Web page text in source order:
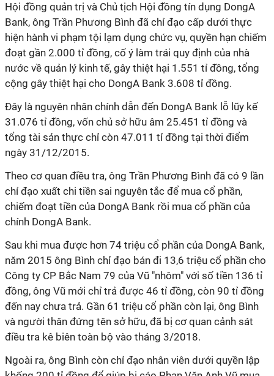
Hội đồng quản trị và Chủ tịch Hội đồng tín dụng DongA
Bank, ông Trần Phương Bình đã chỉ đạo cấp dưới thực
hiện hành vi phạm tội lạm dụng chức vụ, quyền hạn chiếm
đoạt gần 2.000 tỉ đồng, cố ý làm trái quy định của nhà
nước về quản lý kinh tế, gây thiệt hại 1.551 tỉ đồng, tổng
cộng gây thiệt hại cho DongA Bank 3.608 tỉ đồng.
Đây là nguyên nhân chính dẫn đến DongA Bank lỗ lũy kế
31.076 tỉ đồng, vốn chủ sở hữu âm 25.451 tỉ đồng và
tổng tài sản thực chỉ còn 47.011 tỉ đồng tại thời điểm
ngày 31/12/2015.
Theo cơ quan điều tra, ông Trần Phương Bình đã có 9 lần
chỉ đạo xuất chi tiền sai nguyên tắc để mua cổ phần,
chiếm đoạt tiền của DongA Bank rồi mua cổ phần của
chính DongA Bank.
Sau khi mua được hơn 74 triệu cổ phần của DongA Bank,
năm 2015 ông Bình chỉ đạo bán đi 13,6 triệu cổ phần cho
Công ty CP Bắc Nam 79 của Vũ "nhôm" với số tiền 136 tỉ
đồng, ông Vũ mới chỉ trả được 46 tỉ đồng, còn 90 tỉ đồng
đến nay chưa trả. Gần 61 triệu cổ phần còn lại, ông Bình
và người thân đứng tên sở hữu, đã bị cơ quan cảnh sát
điều tra kê biên toàn bộ vào tháng 3/2018.
Ngoài ra, ông Bình còn chỉ đạo nhân viên dưới quyền lập